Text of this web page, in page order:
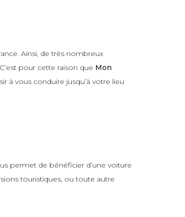
Ainsi, de très nombreux
pour cette raison que Mon
à vous conduire jusqu’à votre lieu
permet de bénéficier d’une voiture
touristiques, ou toute autre